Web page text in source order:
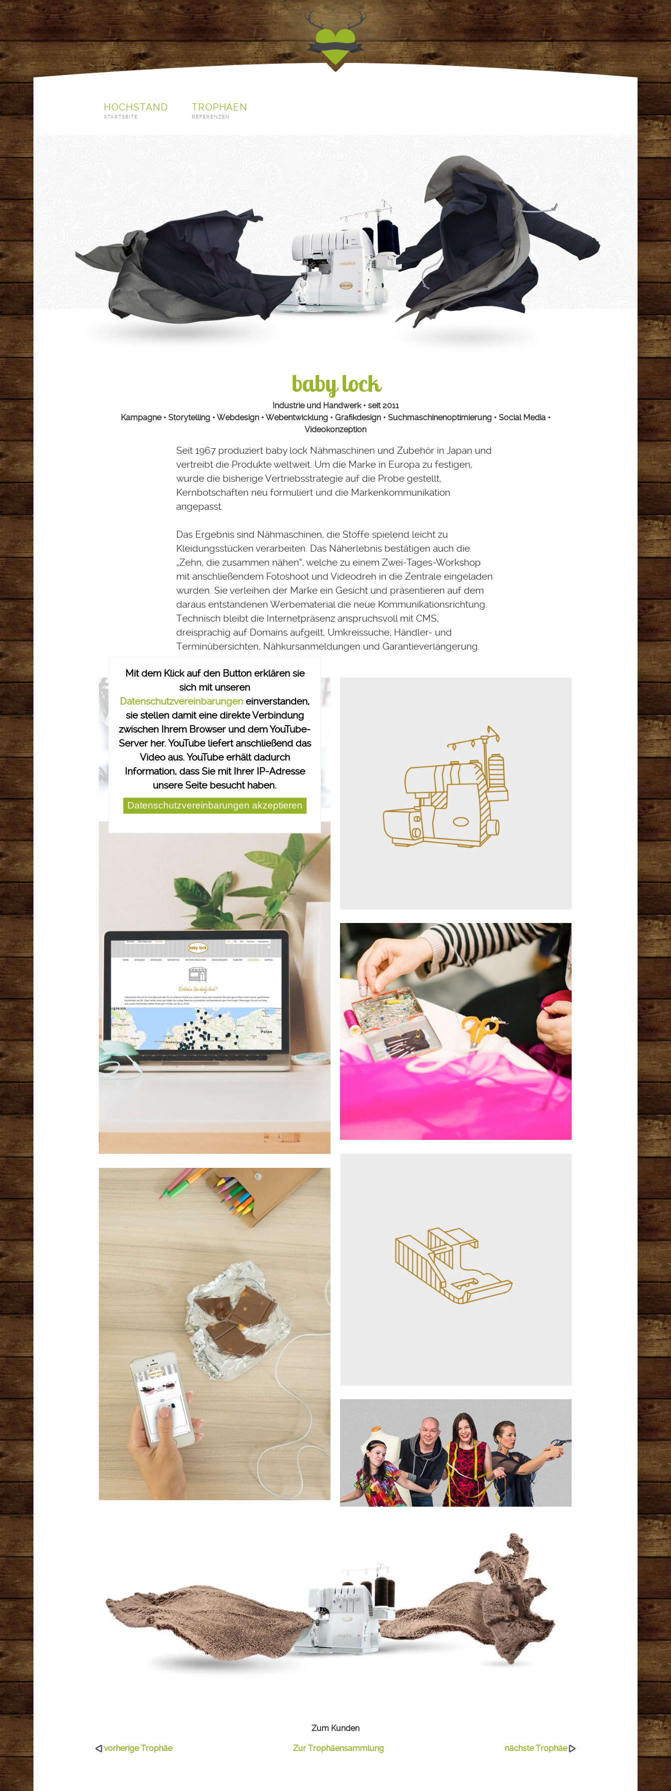
Jagdfieber | Werbeagentur Dresden
HOCHSTAND
STARTSEITE
TROPHÄEN
REFERENZEN
baby lock
Industrie und Handwerk • seit 2011
Kampagne • Storytelling • Webdesign • Webentwicklung • Grafikdesign • Suchmaschinenoptimierung • Social Media •
Videokonzeption
Seit 1967 produziert baby lock Nähmaschinen und Zubehör in Japan und
vertreibt die Produkte weltweit. Um die Marke in Europa zu festigen,
wurde die bisherige Vertriebsstrategie auf die Probe gestellt,
Kernbotschaften neu formuliert und die Markenkommunikation
angepasst.
Das Ergebnis sind Nähmaschinen, die Stoffe spielend leicht zu
Kleidungsstücken verarbeiten. Das Näherlebnis bestätigen auch die
„Zehn, die zusammen nähen“, welche zu einem Zwei-Tages-Workshop
mit anschließendem Fotoshoot und Videodreh in die Zentrale eingeladen
wurden. Sie verleihen der Marke ein Gesicht und präsentieren auf dem
daraus entstandenen Werbematerial die neue Kommunikationsrichtung.
Technisch bleibt die Internetpräsenz anspruchsvoll mit CMS,
dreisprachig auf Domains aufgeilt, Umkreissuche, Händler- und
Terminübersichten, Nähkursanmeldungen und Garantieverlängerung.
Mit dem Klick auf den Button erklären sie
sich mit unseren
Datenschutzvereinbarungen einverstanden,
sie stellen damit eine direkte Verbindung
zwischen Ihrem Browser und dem YouTube-
Server her. YouTube liefert anschließend das
Video aus. YouTube erhält dadurch
Information, dass Sie mit Ihrer IP-Adresse
unsere Seite besucht haben.
Datenschutzvereinbarungen akzeptieren
Zum Kunden
vorherige Trophäe Zur Trophäensammlung nächste Trophäe